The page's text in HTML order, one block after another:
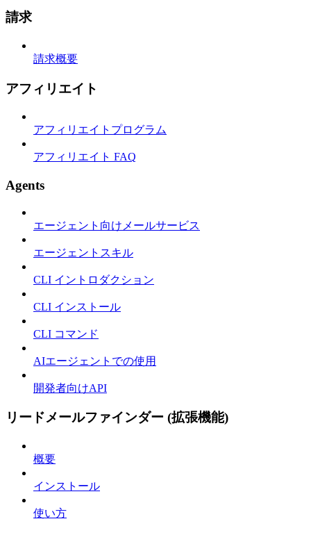
請求
請求概要
アフィリエイト
アフィリエイトプログラム
アフィリエイト FAQ
Agents
エージェント向けメールサービス
エージェントスキル
CLI イントロダクション
CLI インストール
CLI コマンド
AIエージェントでの使用
開発者向けAPI
リードメールファインダー (拡張機能)
概要
インストール
使い方